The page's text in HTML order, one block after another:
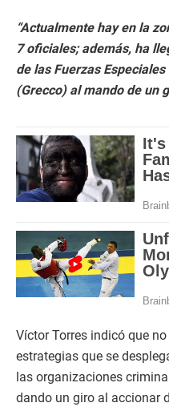
“Actualmente hay en la
7 oficiales; además, ha
de las Fuerzas
(Grecco) al mando de un
Víctor Torres indicó que
estrategias que se
las organizaciones
dando un giro al accionar